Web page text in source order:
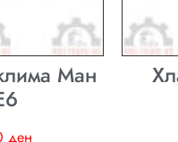
Ман
ден